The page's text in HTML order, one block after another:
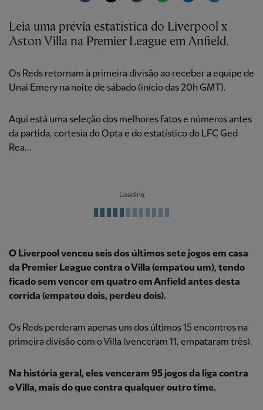
Leia uma prévia estatística do Liverpool x
Aston Villa na Premier League em Anfield.
Os Reds retornam à primeira divisão ao receber a equipe de
Unai Emery na noite de sábado (início das 20h GMT).
Aqui está uma seleção dos melhores fatos e números antes
da partida, cortesia do Opta e do estatístico do LFC Ged
Rea...
Loading
O Liverpool venceu seis dos últimos sete jogos em casa
da Premier League contra o Villa (empatou um), tendo
ficado sem vencer em quatro em Anfield antes desta
corrida (empatou dois, perdeu dois).
Os Reds perderam apenas um dos últimos 15 encontros na
primeira divisão com o Villa (venceram 11, empataram três).
Na história geral, eles venceram 95 jogos da liga contra
o Villa, mais do que contra qualquer outro time.